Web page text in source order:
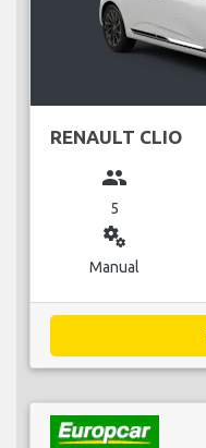
RENAULT CLIO
group
5
miscellaneous_services
Manual